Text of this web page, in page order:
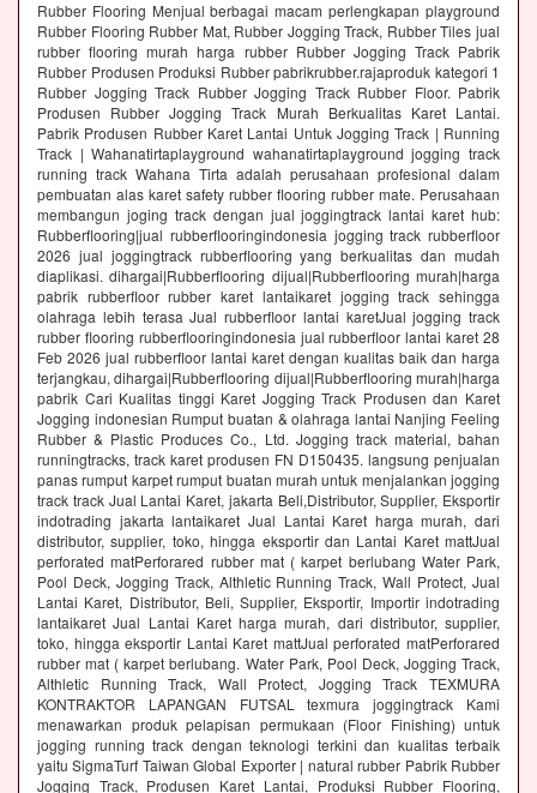
Rubber Flooring Menjual berbagai macam perlengkapan playground
Rubber Flooring Rubber Mat, Rubber Jogging Track, Rubber Tiles jual
rubber flooring murah harga rubber Rubber Jogging Track Pabrik
Rubber Produsen Produksi Rubber pabrikrubber.rajaproduk kategori 1
Rubber Jogging Track Rubber Jogging Track Rubber Floor. Pabrik
Produsen Rubber Jogging Track Murah Berkualitas Karet Lantai.
Pabrik Produsen Rubber Karet Lantai Untuk Jogging Track | Running
Track | Wahanatirtaplayground wahanatirtaplayground jogging track
running track Wahana Tirta adalah perusahaan profesional dalam
pembuatan alas karet safety rubber flooring rubber mate. Perusahaan
membangun joging track dengan jual joggingtrack lantai karet hub:
Rubberflooring|jual rubberflooringindonesia jogging track rubberfloor
2026 jual joggingtrack rubberflooring yang berkualitas dan mudah
diaplikasi. dihargai|Rubberflooring dijual|Rubberflooring murah|harga
pabrik rubberfloor rubber karet lantaikaret jogging track sehingga
olahraga lebih terasa Jual rubberfloor lantai karetJual jogging track
rubber flooring rubberflooringindonesia jual rubberfloor lantai karet 28
Feb 2026 jual rubberfloor lantai karet dengan kualitas baik dan harga
terjangkau, dihargai|Rubberflooring dijual|Rubberflooring murah|harga
pabrik Cari Kualitas tinggi Karet Jogging Track Produsen dan Karet
Jogging indonesian Rumput buatan & olahraga lantai Nanjing Feeling
Rubber & Plastic Produces Co., Ltd. Jogging track material, bahan
runningtracks, track karet produsen FN D150435. langsung penjualan
panas rumput karpet rumput buatan murah untuk menjalankan jogging
track track Jual Lantai Karet, jakarta Beli,Distributor, Supplier, Eksportir
indotrading jakarta lantaikaret Jual Lantai Karet harga murah, dari
distributor, supplier, toko, hingga eksportir dan Lantai Karet mattJual
perforated matPerforared rubber mat ( karpet berlubang Water Park,
Pool Deck, Jogging Track, Althletic Running Track, Wall Protect, Jual
Lantai Karet, Distributor, Beli, Supplier, Eksportir, Importir indotrading
lantaikaret Jual Lantai Karet harga murah, dari distributor, supplier,
toko, hingga eksportir Lantai Karet mattJual perforated matPerforared
rubber mat ( karpet berlubang. Water Park, Pool Deck, Jogging Track,
Althletic Running Track, Wall Protect, Jogging Track TEXMURA
KONTRAKTOR LAPANGAN FUTSAL texmura joggingtrack Kami
menawarkan produk pelapisan permukaan (Floor Finishing) untuk
jogging running track dengan teknologi terkini dan kualitas terbaik
yaitu SigmaTurf Taiwan Global Exporter | natural rubber Pabrik Rubber
Jogging Track, Produsen Karet Lantai, Produksi Rubber Flooring,